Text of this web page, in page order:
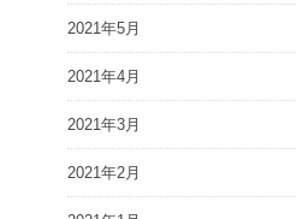
2021年5月
2021年4月
2021年3月
2021年2月